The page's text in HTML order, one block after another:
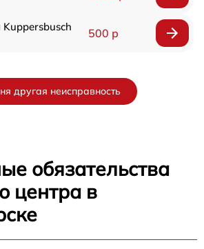
500 р
другая неисправность
обязательства
центра в